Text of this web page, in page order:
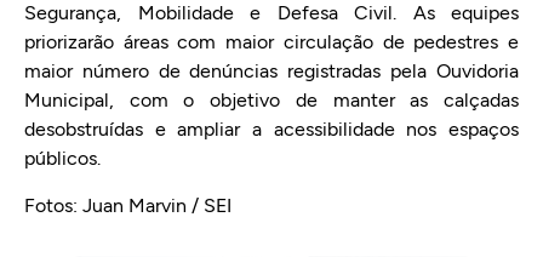
Segurança, Mobilidade e Defesa Civil. As equipes
priorizarão áreas com maior circulação de pedestres e
maior número de denúncias registradas pela Ouvidoria
Municipal, com o objetivo de manter as calçadas
desobstruídas e ampliar a acessibilidade nos espaços
públicos.
Fotos: Juan Marvin / SEI